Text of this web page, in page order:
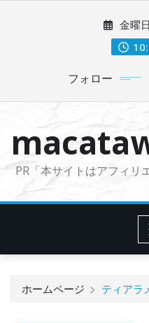
に
金曜
フォロー
PR「本サイトはアフィリ
ホームページ ティアラ